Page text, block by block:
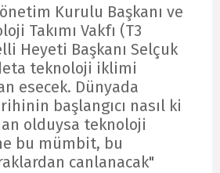
Kurulu Başkanı ve
Takımı Vakfı (T3
Heyeti Başkanı Selçuk
teknoloji iklimi
esecek. Dünyada
başlangıcı nasıl ki
olduysa teknoloji
bu mümbit, bu
canlanacak"